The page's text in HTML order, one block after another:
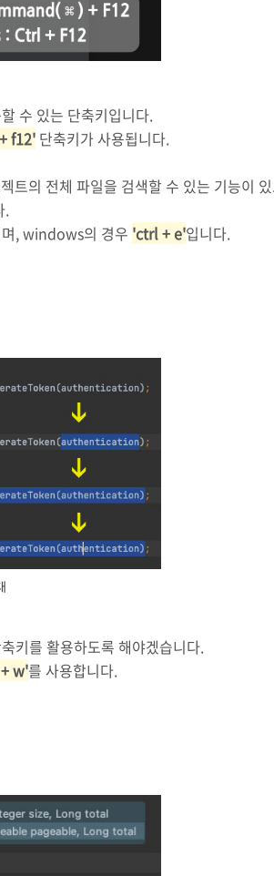
수 있는 단축키입니다.
f12' 단축키가 사용됩니다.
트의 전체 파일을 검색할 수 있는 기능이
.
, windows의 경우 'ctrl + e'입니다.
키를 활용하도록 해야겠습니다.
w'를 사용합니다.